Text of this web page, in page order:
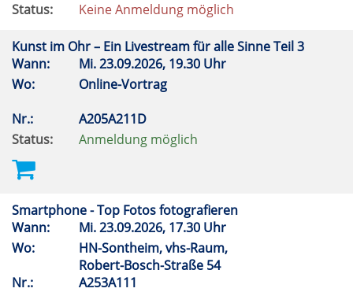
Status:
Keine Anmeldung möglich
Kunst im Ohr – Ein Livestream für alle Sinne Teil 3
Wann:
Mi.23.09.2026, 19.30 Uhr
Wo:
Online-Vortrag
Nr.:
A205A211D
Status:
Anmeldung möglich
Smartphone - Top Fotos fotografieren
Wann:
Mi.23.09.2026, 17.30 Uhr
Wo:
HN-Sontheim, vhs-Raum,
Robert-Bosch-Straße 54
Nr.:
A253A111